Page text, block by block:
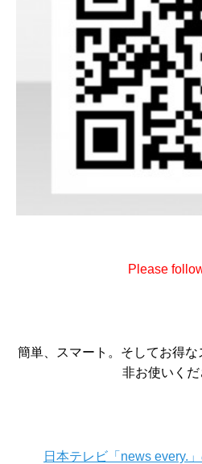
Please
簡単、スマート。そしてお得
非お使いくだ
日本テレビ「news every.